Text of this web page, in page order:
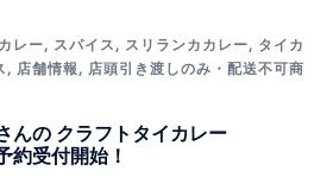
レー, スパイス, スリランカカレー, タイカ
, 店舗情報, 店頭引き渡しのみ・配送不可商
んの クラフトタイカレー
約受付開始！